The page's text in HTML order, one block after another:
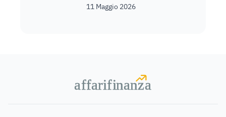
11 Maggio 2026
affarifinanza
affarifinanza